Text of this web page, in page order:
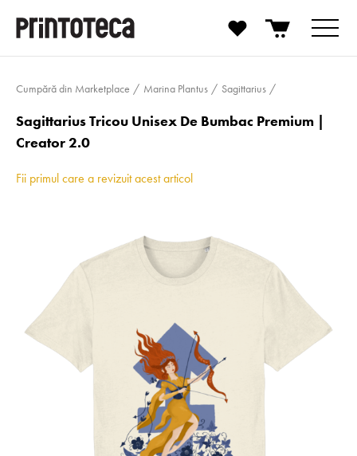
Cumpără din Marketplace Marina Plantus Sagittarius
Sagittarius Tricou Unisex De Bumbac Premium |
Creator 2.0
Fii primul care a revizuit acest articol